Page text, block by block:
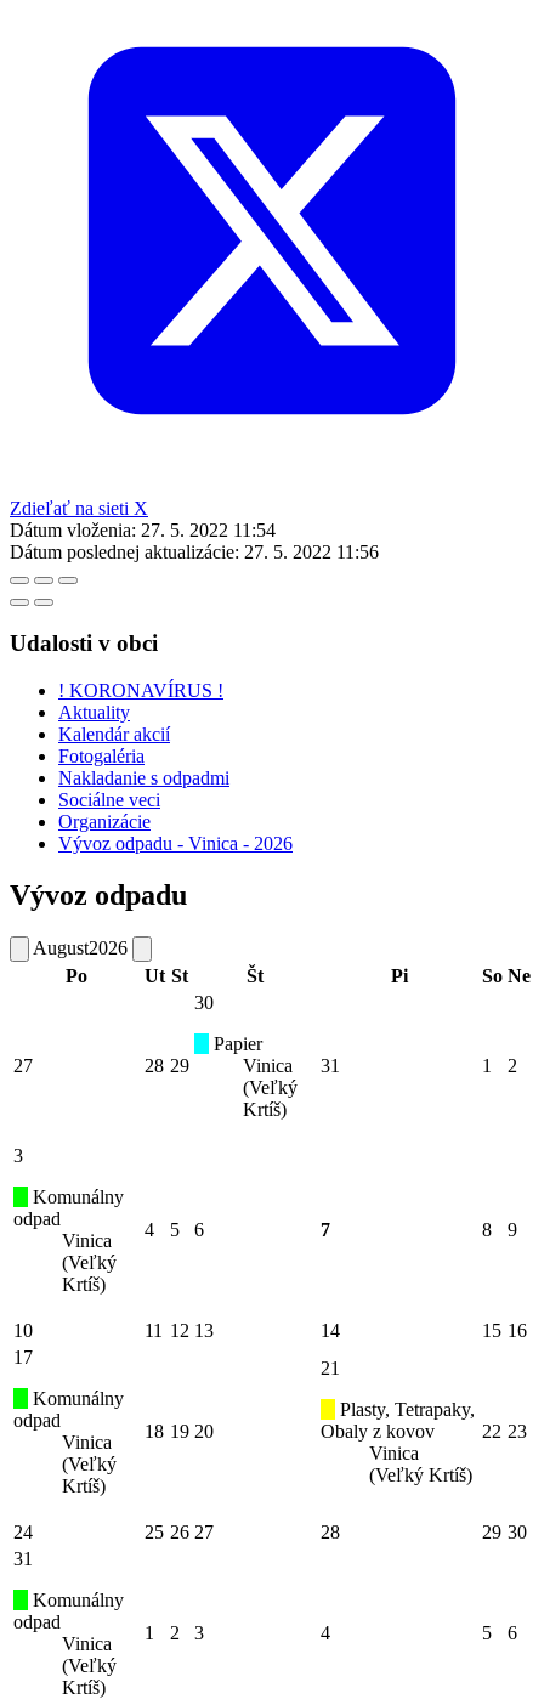
Zdieľať na sieti X
Dátum vloženia: 27. 5. 2022 11:54
Dátum poslednej aktualizácie: 27. 5. 2022 11:56
Udalosti v obci
! KORONAVÍRUS !
Aktuality
Kalendár akcií
Fotogaléria
Nakladanie s odpadmi
Sociálne veci
Organizácie
Vývoz odpadu - Vinica - 2026
Vývoz odpadu
August2026
Po
Ut St Št Pi So Ne
27 28 29
30
Papier
Vinica
(Veľký
Krtíš)
31 1 2
3
Komunálny
odpad
Vinica
(Veľký
Krtíš)
4 5 6 7 8 9
10 11 12 13 14 15 16
17
Komunálny
odpad
Vinica
(Veľký
Krtíš)
18 19 20
21
Plasty, Tetrapaky,
Obaly z kovov
Vinica
(Veľký Krtíš)
22 23
24 25 26 27 28 29 30
31
Komunálny
odpad
Vinica
(Veľký
Krtíš)
1 2 3 4 5 6